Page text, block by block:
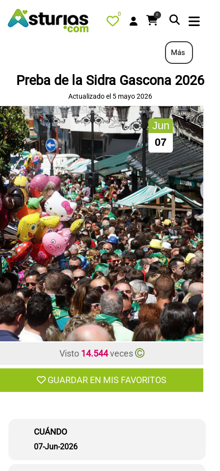
0 0
QUÉ HACER
ALOJAMIENTOS
RESTAURANTES
TURISMO ACTIVO
TIENDA
AGENDA
OFERTAS
CONTACTO
Más
Preba de la Sidra Gascona 2026
Actualizado el 5 mayo 2026
Jun
07
Visto 14.544 veces
GUARDAR EN MIS FAVORITOS
CUÁNDO
07-Jun-2026